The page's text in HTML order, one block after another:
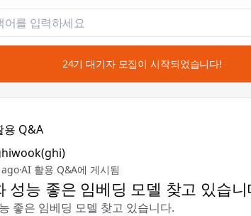
📣 24기 대기자 모집이 시작되었습니다!
용 Q&A
·AI 활용 Q&A에 게시됨
성능 좋은 임베딩 모델 찾고 있습니
좋은 임베딩 모델 찾고 있습니다.